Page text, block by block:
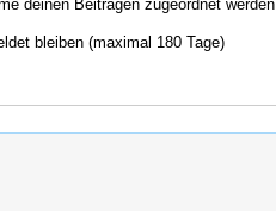
deinen Beiträgen zugeordnet werden.
bleiben (maximal 180 Tage)